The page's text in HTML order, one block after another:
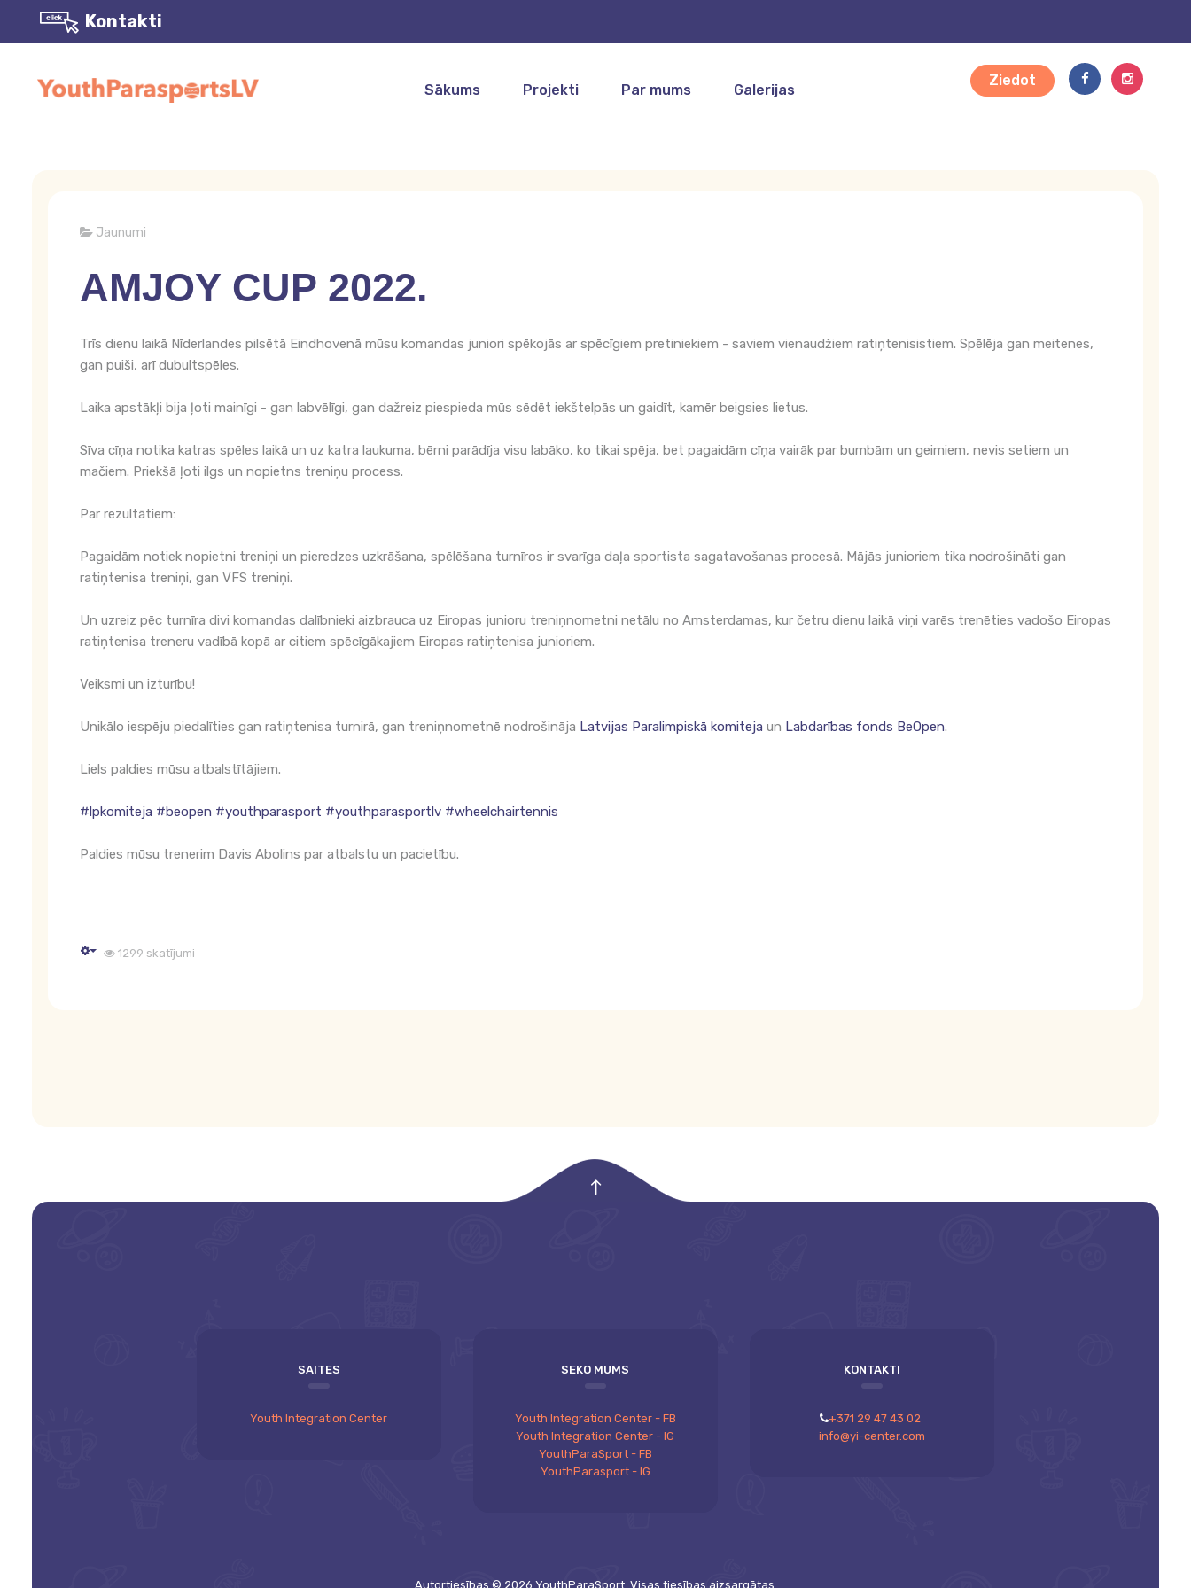
Kontakti
Sākums Projekti Par mums Galerijas
Ziedot
Jaunumi
AMJOY CUP 2022.
Trīs dienu laikā Nīderlandes pilsētā Eindhovenā mūsu komandas juniori spēkojās ar spēcīgiem pretiniekiem - saviem vienaudžiem ratiņtenisistiem. Spēlēja gan meitenes,
gan puiši, arī dubultspēles.
Laika apstākļi bija ļoti mainīgi - gan labvēlīgi, gan dažreiz piespieda mūs sēdēt iekštelpās un gaidīt, kamēr beigsies lietus.
Sīva cīņa notika katras spēles laikā un uz katra laukuma, bērni parādīja visu labāko, ko tikai spēja, bet pagaidām cīņa vairāk par bumbām un geimiem, nevis setiem un
mačiem. Priekšā ļoti ilgs un nopietns treniņu process.
Par rezultātiem:
Pagaidām notiek nopietni treniņi un pieredzes uzkrāšana, spēlēšana turnīros ir svarīga daļa sportista sagatavošanas procesā. Mājās junioriem tika nodrošināti gan
ratiņtenisa treniņi, gan VFS treniņi.
Un uzreiz pēc turnīra divi komandas dalībnieki aizbrauca uz Eiropas junioru treniņnometni netālu no Amsterdamas, kur četru dienu laikā viņi varēs trenēties vadošo Eiropas
ratiņtenisa treneru vadībā kopā ar citiem spēcīgākajiem Eiropas ratiņtenisa junioriem.
Veiksmi un izturību!
Unikālo iespēju piedalīties gan ratiņtenisa turnirā, gan treniņnometnē nodrošināja Latvijas Paralimpiskā komiteja un Labdarības fonds BeOpen.
Liels paldies mūsu atbalstītājiem.
#lpkomiteja #beopen #youthparasport #youthparasportlv #wheelchairtennis
Paldies mūsu trenerim Davis Abolins par atbalstu un pacietību.
Empty
1299 skatījumi
SAITES
Youth Integration Center
SEKO MUMS
Youth Integration Center - FB
Youth Integration Center - IG
YouthParaSport - FB
YouthParasport - IG
KONTAKTI
+371 29 47 43 02
info@yi-center.com
Autortiesības © 2026 YouthParaSport. Visas tiesības aizsargātas.